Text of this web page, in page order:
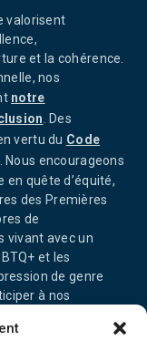
valorisent
et la cohérence.
nos
notre
. Des
vertu du Code
. Nous encourageons
quête d’équité,
des Premières
de
vivant avec un
et les
de genre
à nos